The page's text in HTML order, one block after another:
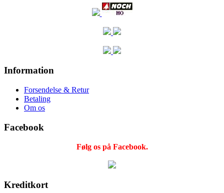
Information
Forsendelse & Retur
Betaling
Om os
Facebook
Følg os på Facebook.
Kreditkort